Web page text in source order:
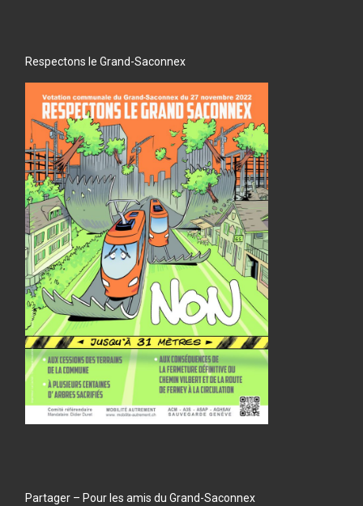
Respectons le Grand-Saconnex
Partager – Pour les amis du Grand-Saconnex